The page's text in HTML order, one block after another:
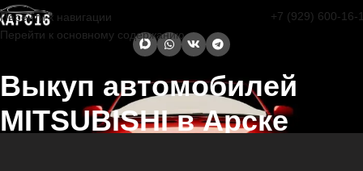
Перейти к навигации
Перейти к основному содержанию
+7 (929) 600-16-
Выкуп автомобилей
MITSUBISHI в Арске